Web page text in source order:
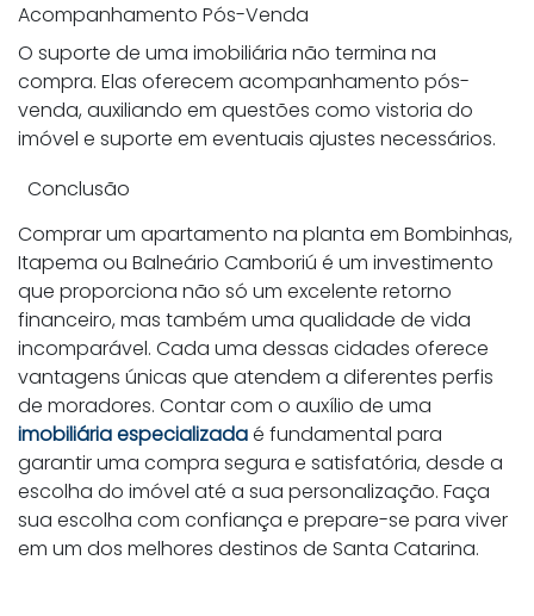
Acompanhamento Pós-Venda
O suporte de uma imobiliária não termina na
compra. Elas oferecem acompanhamento pós-
venda, auxiliando em questões como vistoria do
imóvel e suporte em eventuais ajustes necessários.
Conclusão
Comprar um apartamento na planta em Bombinhas,
Itapema ou Balneário Camboriú é um investimento
que proporciona não só um excelente retorno
financeiro, mas também uma qualidade de vida
incomparável. Cada uma dessas cidades oferece
vantagens únicas que atendem a diferentes perfis
de moradores. Contar com o auxílio de uma
imobiliária especializadaé fundamental para
garantir uma compra segura e satisfatória, desde a
escolha do imóvel até a sua personalização. Faça
sua escolha com confiança e prepare-se para viver
em um dos melhores destinos de Santa Catarina.